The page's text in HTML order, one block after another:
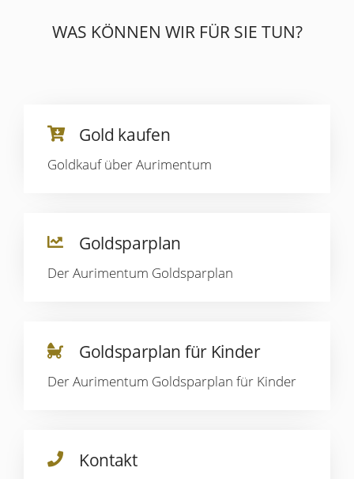
WAS KÖNNEN WIR FÜR SIE TUN?
Gold kaufen
Goldkauf über Aurimentum
Goldsparplan
Der Aurimentum Goldsparplan
Goldsparplan für Kinder
Der Aurimentum Goldsparplan für Kinder
Kontakt